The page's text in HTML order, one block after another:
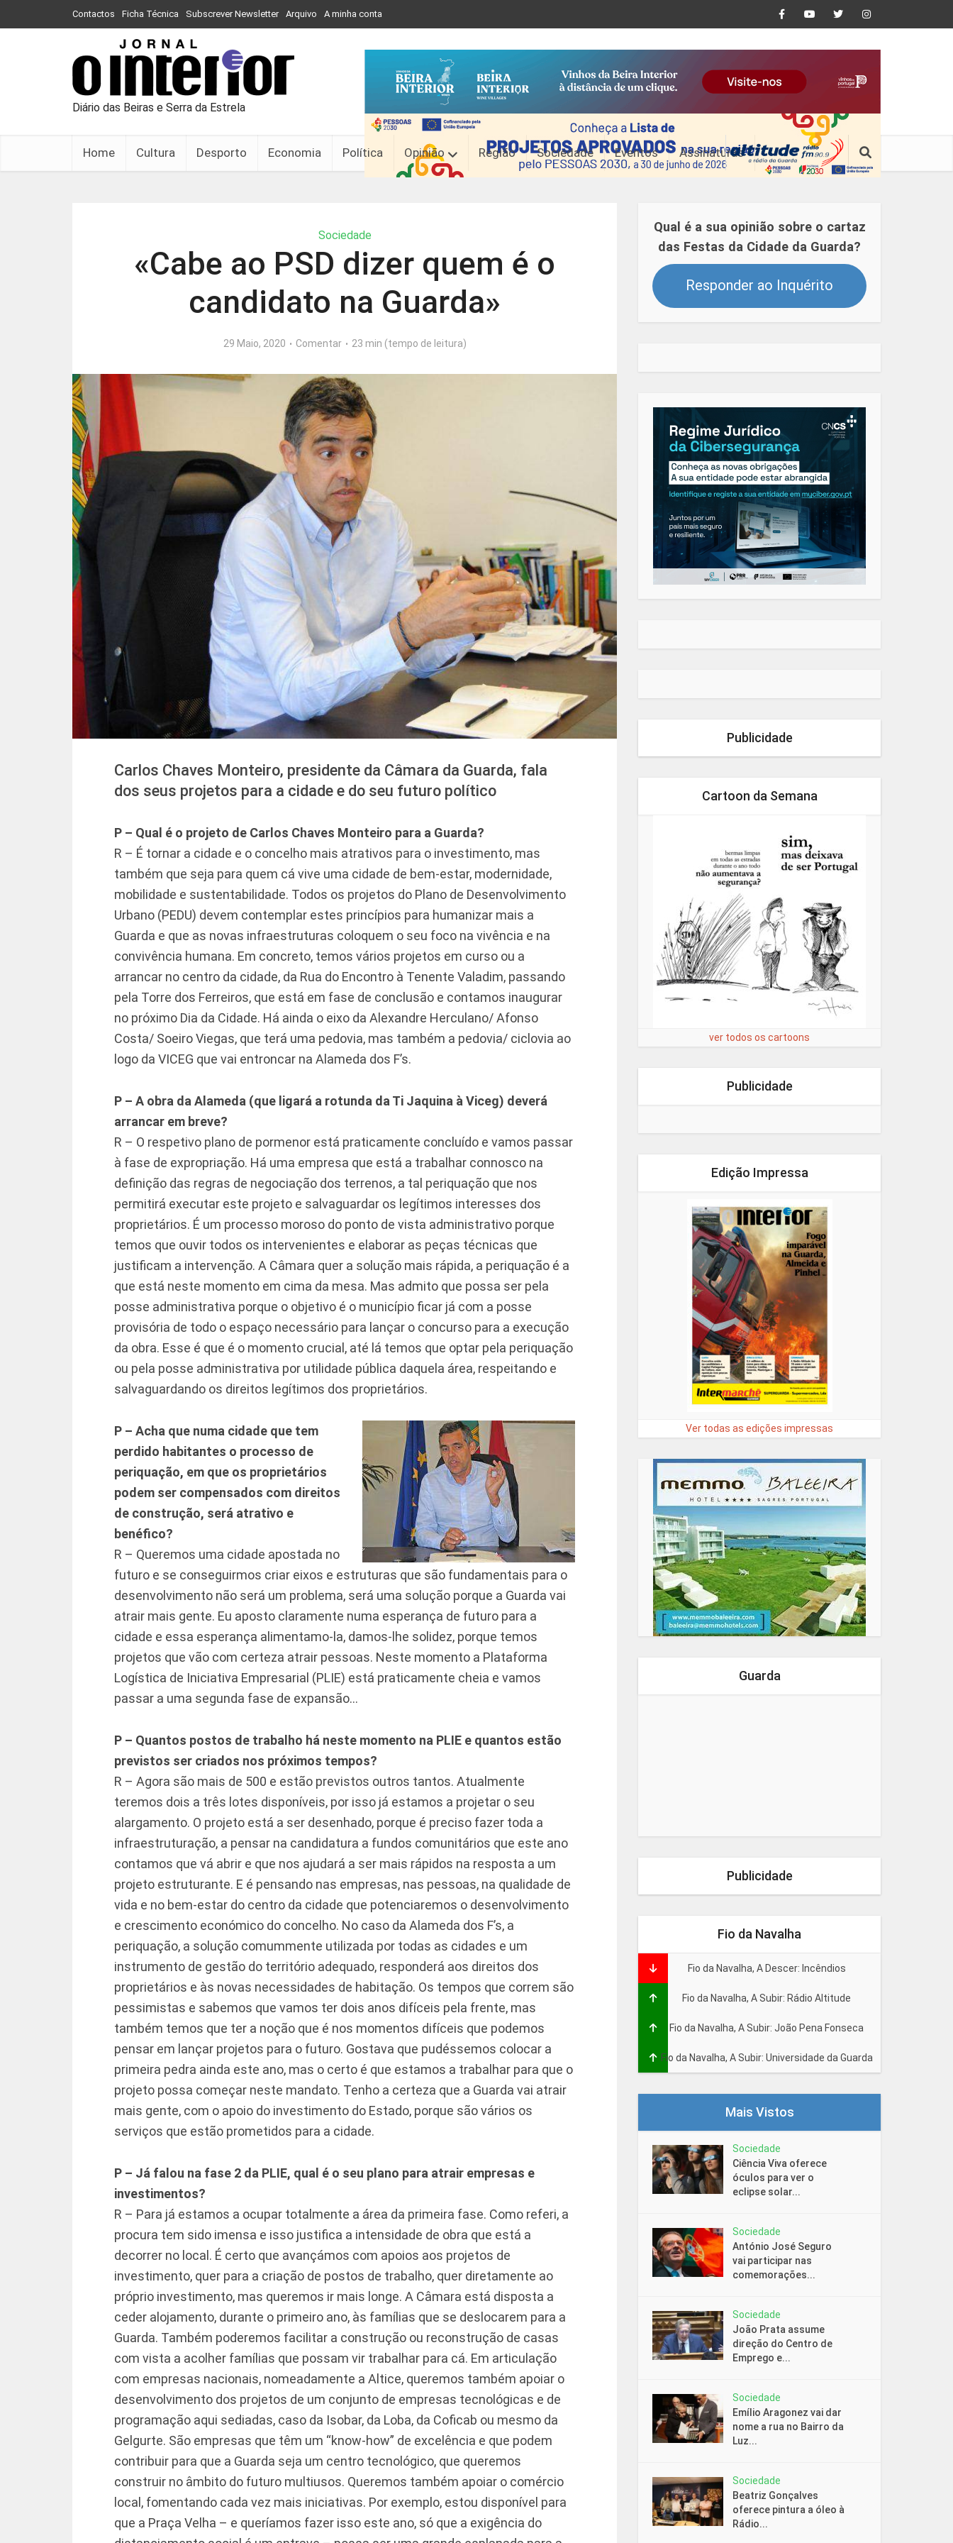
Contactos Ficha Técnica Subscrever Newsletter Arquivo A minha conta
Diário das Beiras e Serra da Estrela
Home Cultura Desporto Economia Política Opinião Região Sociedade Eventos Assinaturas
Sociedade
«Cabe ao PSD dizer quem é o
candidato na Guarda»
29 Maio, 2020 Comentar 23 min (tempo de leitura)
Carlos Chaves Monteiro, presidente da Câmara da Guarda, fala
dos seus projetos para a cidade e do seu futuro político
P – Qual é o projeto de Carlos Chaves Monteiro para a Guarda?
R – É tornar a cidade e o concelho mais atrativos para o investimento, mas
também que seja para quem cá vive uma cidade de bem-estar, modernidade,
mobilidade e sustentabilidade. Todos os projetos do Plano de Desenvolvimento
Urbano (PEDU) devem contemplar estes princípios para humanizar mais a
Guarda e que as novas infraestruturas coloquem o seu foco na vivência e na
convivência humana. Em concreto, temos vários projetos em curso ou a
arrancar no centro da cidade, da Rua do Encontro à Tenente Valadim, passando
pela Torre dos Ferreiros, que está em fase de conclusão e contamos inaugurar
no próximo Dia da Cidade. Há ainda o eixo da Alexandre Herculano/ Afonso
Costa/ Soeiro Viegas, que terá uma pedovia, mas também a pedovia/ ciclovia ao
logo da VICEG que vai entroncar na Alameda dos F’s.
P – A obra da Alameda (que ligará a rotunda da Ti Jaquina à Viceg) deverá
arrancar em breve?
R – O respetivo plano de pormenor está praticamente concluído e vamos passar
à fase de expropriação. Há uma empresa que está a trabalhar connosco na
definição das regras de negociação dos terrenos, a tal periquação que nos
permitirá executar este projeto e salvaguardar os legítimos interesses dos
proprietários. É um processo moroso do ponto de vista administrativo porque
temos que ouvir todos os intervenientes e elaborar as peças técnicas que
justificam a intervenção. A Câmara quer a solução mais rápida, a periquação é a
que está neste momento em cima da mesa. Mas admito que possa ser pela
posse administrativa porque o objetivo é o município ficar já com a posse
provisória de todo o espaço necessário para lançar o concurso para a execução
da obra. Esse é que é o momento crucial, até lá temos que optar pela periquação
ou pela posse administrativa por utilidade pública daquela área, respeitando e
salvaguardando os direitos legítimos dos proprietários.
P – Acha que numa cidade que tem
perdido habitantes o processo de
periquação, em que os proprietários
podem ser compensados com direitos
de construção, será atrativo e
benéfico?
R – Queremos uma cidade apostada no
futuro e se conseguirmos criar eixos e estruturas que são fundamentais para o
desenvolvimento não será um problema, será uma solução porque a Guarda vai
atrair mais gente. Eu aposto claramente numa esperança de futuro para a
cidade e essa esperança alimentamo-la, damos-lhe solidez, porque temos
projetos que vão com certeza atrair pessoas. Neste momento a Plataforma
Logística de Iniciativa Empresarial (PLIE) está praticamente cheia e vamos
passar a uma segunda fase de expansão…
P – Quantos postos de trabalho há neste momento na PLIE e quantos estão
previstos ser criados nos próximos tempos?
R – Agora são mais de 500 e estão previstos outros tantos. Atualmente
teremos dois a três lotes disponíveis, por isso já estamos a projetar o seu
alargamento. O projeto está a ser desenhado, porque é preciso fazer toda a
infraestruturação, a pensar na candidatura a fundos comunitários que este ano
contamos que vá abrir e que nos ajudará a ser mais rápidos na resposta a um
projeto estruturante. E é pensando nas empresas, nas pessoas, na qualidade de
vida e no bem-estar do centro da cidade que potenciaremos o desenvolvimento
e crescimento económico do concelho. No caso da Alameda dos F’s, a
periquação, a solução comummente utilizada por todas as cidades e um
instrumento de gestão do território adequado, responderá aos direitos dos
proprietários e às novas necessidades de habitação. Os tempos que correm são
pessimistas e sabemos que vamos ter dois anos difíceis pela frente, mas
também temos que ter a noção que é nos momentos difíceis que podemos
pensar em lançar projetos para o futuro. Gostava que pudéssemos colocar a
primeira pedra ainda este ano, mas o certo é que estamos a trabalhar para que o
projeto possa começar neste mandato. Tenho a certeza que a Guarda vai atrair
mais gente, com o apoio do investimento do Estado, porque são vários os
serviços que estão prometidos para a cidade.
P – Já falou na fase 2 da PLIE, qual é o seu plano para atrair empresas e
investimentos?
R – Para já estamos a ocupar totalmente a área da primeira fase. Como referi, a
procura tem sido imensa e isso justifica a intensidade de obra que está a
decorrer no local. É certo que avançámos com apoios aos projetos de
investimento, quer para a criação de postos de trabalho, quer diretamente ao
próprio investimento, mas queremos ir mais longe. A Câmara está disposta a
ceder alojamento, durante o primeiro ano, às famílias que se deslocarem para a
Guarda. Também poderemos facilitar a construção ou reconstrução de casas
com vista a acolher famílias que possam vir trabalhar para cá. Em articulação
com empresas nacionais, nomeadamente a Altice, queremos também apoiar o
desenvolvimento dos projetos de um conjunto de empresas tecnológicas e de
programação aqui sediadas, caso da Isobar, da Loba, da Coficab ou mesmo da
Gelgurte. São empresas que têm um “know-how” de excelência e que podem
contribuir para que a Guarda seja um centro tecnológico, que queremos
construir no âmbito do futuro multiusos. Queremos também apoiar o comércio
local, fomentando cada vez mais iniciativas. Por exemplo, estou disponível para
que a Praça Velha – e queríamos fazer isso este ano, só que a exigência do
Qual é a sua opinião sobre o cartaz
das Festas da Cidade da Guarda?
Responder ao Inquérito
Publicidade
Cartoon da Semana
ver todos os cartoons
Publicidade
Edição Impressa
Ver todas as edições impressas
Guarda
Publicidade
Fio da Navalha
Fio da Navalha, A Descer: Incêndios
Fio da Navalha, A Subir: Rádio Altitude
Fio da Navalha, A Subir: João Pena Fonseca
Fio da Navalha, A Subir: Universidade da Guarda
Mais Vistos
Sociedade
Ciência Viva oferece
óculos para ver o
eclipse solar...
Sociedade
António José Seguro
vai participar nas
comemorações...
Sociedade
João Prata assume
direção do Centro de
Emprego e...
Sociedade
Emílio Aragonez vai dar
nome a rua no Bairro da
Luz...
Sociedade
Beatriz Gonçalves
oferece pintura a óleo à
Rádio...